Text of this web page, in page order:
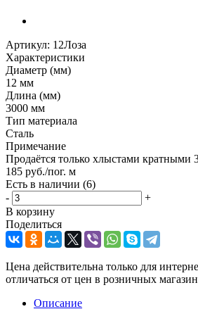
Артикул: 12Лоза
Характеристики
Диаметр (мм)
12 мм
Длина (мм)
3000 мм
Тип материала
Сталь
Примечание
Продаётся только хлыстами кратными
185 руб./пог. м
Есть в наличии (6)
-
+
В корзину
Поделиться
Цена действительна только для
отличаться от цен в розничных
Описание